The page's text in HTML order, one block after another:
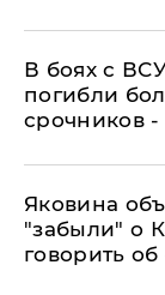
В боях с
погибли
срочников
Яковина
"забыли" о
говорить об